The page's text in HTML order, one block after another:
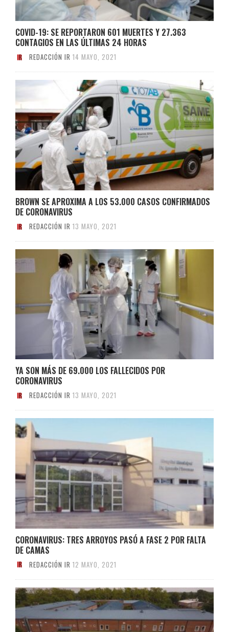
COVID-19: SE REPORTARON 601 MUERTES Y 27.363
CONTAGIOS EN LAS ÚLTIMAS 24 HORAS
REDACCIÓN IR 14 MAYO, 2021
BROWN SE APROXIMA A LOS 53.000 CASOS CONFIRMADOS
DE CORONAVIRUS
REDACCIÓN IR 13 MAYO, 2021
YA SON MÁS DE 69.000 LOS FALLECIDOS POR
CORONAVIRUS
REDACCIÓN IR 13 MAYO, 2021
CORONAVIRUS: TRES ARROYOS PASÓ A FASE 2 POR FALTA
DE CAMAS
REDACCIÓN IR 12 MAYO, 2021